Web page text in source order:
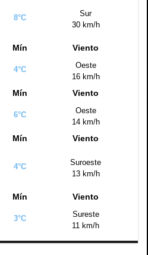
8°C
Sur
30 km/h
Mín Viento
4°C
Oeste
16 km/h
Mín Viento
6°C
Oeste
14 km/h
Mín Viento
4°C
Suroeste
13 km/h
Mín Viento
3°C
Sureste
11 km/h